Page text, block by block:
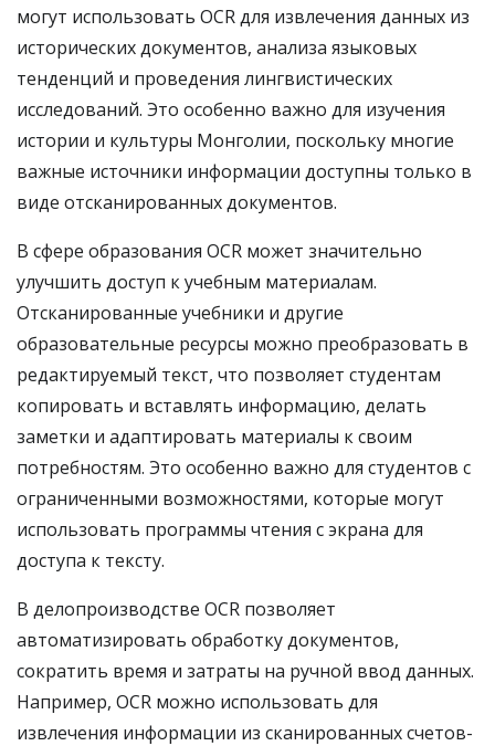
могут использовать OCR для извлечения данных из
исторических документов, анализа языковых
тенденций и проведения лингвистических
исследований. Это особенно важно для изучения
истории и культуры Монголии, поскольку многие
важные источники информации доступны только в
виде отсканированных документов.
В сфере образования OCR может значительно
улучшить доступ к учебным материалам.
Отсканированные учебники и другие
образовательные ресурсы можно преобразовать в
редактируемый текст, что позволяет студентам
копировать и вставлять информацию, делать
заметки и адаптировать материалы к своим
потребностям. Это особенно важно для студентов с
ограниченными возможностями, которые могут
использовать программы чтения с экрана для
доступа к тексту.
В делопроизводстве OCR позволяет
автоматизировать обработку документов,
сократить время и затраты на ручной ввод данных.
Например, OCR можно использовать для
извлечения информации из сканированных счетов-